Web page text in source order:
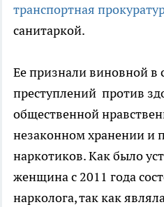
транспортная
санитаркой.
Ее признали виновной в
преступлений против
общественной
незаконном хранении и
наркотиков. Как было
женщина с 2011 года
нарколога, так как